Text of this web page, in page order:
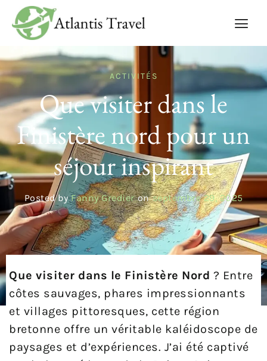
ACTIVITÉS
Que visiter dans le
Finistère nord pour un
séjour inspirant
Posted by Fanny Gredier on septembre 29, 2025
Que visiter dans le Finistère Nord ? Entre
côtes sauvages, phares impressionnants
et villages pittoresques, cette région
bretonne offre un véritable kaléidoscope de
paysages et d’expériences. J’ai été captivé